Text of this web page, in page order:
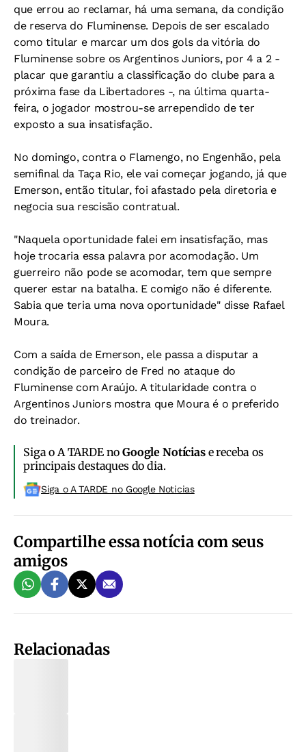
que errou ao reclamar, há uma semana, da condição
de reserva do Fluminense. Depois de ser escalado
como titular e marcar um dos gols da vitória do
Fluminense sobre os Argentinos Juniors, por 4 a 2 -
placar que garantiu a classificação do clube para a
próxima fase da Libertadores -, na última quarta-
feira, o jogador mostrou-se arrependido de ter
exposto a sua insatisfação.
No domingo, contra o Flamengo, no Engenhão, pela
semifinal da Taça Rio, ele vai começar jogando, já que
Emerson, então titular, foi afastado pela diretoria e
negocia sua rescisão contratual.
"Naquela oportunidade falei em insatisfação, mas
hoje trocaria essa palavra por acomodação. Um
guerreiro não pode se acomodar, tem que sempre
querer estar na batalha. E comigo não é diferente.
Sabia que teria uma nova oportunidade" disse Rafael
Moura.
Com a saída de Emerson, ele passa a disputar a
condição de parceiro de Fred no ataque do
Fluminense com Araújo. A titularidade contra o
Argentinos Juniors mostra que Moura é o preferido
do treinador.
Siga o A TARDE noGoogle Notíciase receba os
principais destaques do dia.
Siga o A TARDE no Google Noticias
Compartilhe essa notícia com seus
amigos
Relacionadas